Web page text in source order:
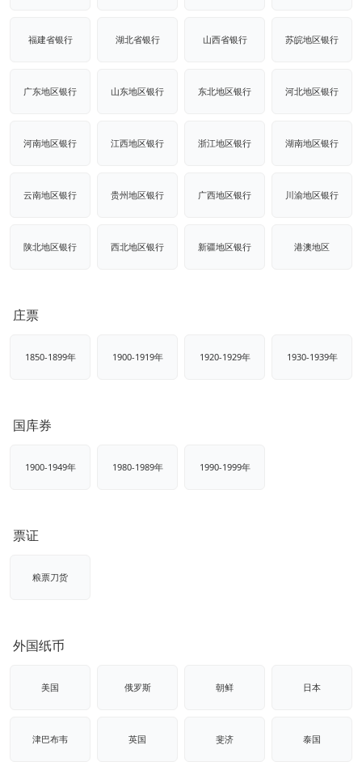
福建省银行 湖北省银行 山西省银行 苏皖地区银行
广东地区银行 山东地区银行 东北地区银行 河北地区银行
河南地区银行 江西地区银行 浙江地区银行 湖南地区银行
云南地区银行 贵州地区银行 广西地区银行 川渝地区银行
陕北地区银行 西北地区银行 新疆地区银行 港澳地区
庄票
1850-1899年 1900-1919年 1920-1929年 1930-1939年
国库券
1900-1949年 1980-1989年 1990-1999年
票证
粮票刀货
外国纸币
美国 俄罗斯 朝鲜 日本
津巴布韦 英国 斐济 泰国